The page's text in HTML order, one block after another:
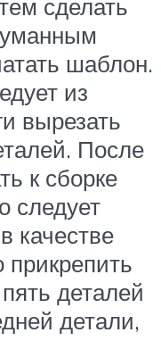
сделать
шаблон.
из
вырезать
После
к сборке
следует
качестве
прикрепить
деталей
детали,